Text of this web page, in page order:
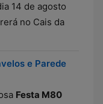
14 de agosto
no Cais da
e Parede
Festa M80